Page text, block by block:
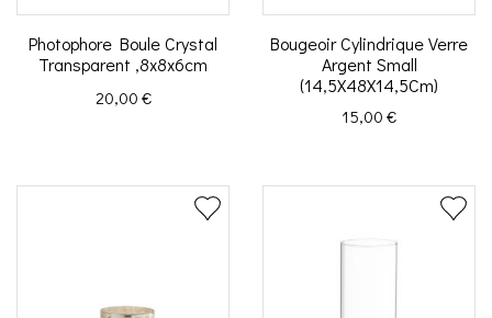
Photophore Boule Crystal
Transparent ,8x8x6cm
Prix
20,00 €
Bougeoir Cylindrique Verre
Argent Small
(14,5X48X14,5Cm)
Prix
15,00 €